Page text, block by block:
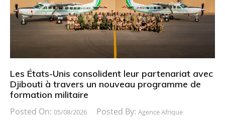
Les États-Unis consolident leur partenariat avec
Djibouti à travers un nouveau programme de
formation militaire
Posted On: 05/08/2026 Posted By: Agence Afrique